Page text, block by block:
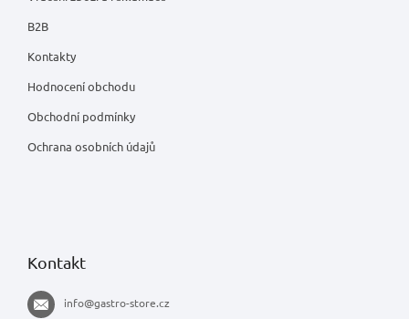
B2B
Kontakty
Hodnocení obchodu
Obchodní podmínky
Ochrana osobních údajů
Kontakt
info@gastro-store.cz